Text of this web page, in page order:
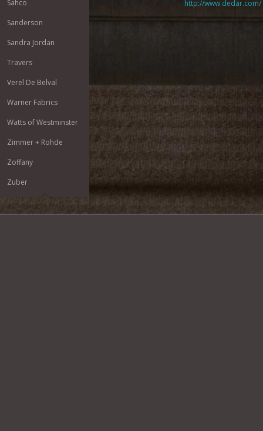
Sahco
Sanderson
Sandra Jordan
Travers
Verel De Belval
Warner Fabrics
Watts of Westminster
Zimmer + Rohde
Zoffany
Zuber
http://www.dedar.com/